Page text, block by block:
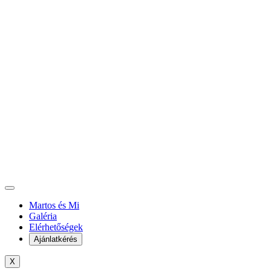
Martos és Mi
Galéria
Elérhetőségek
Ajánlatkérés
X